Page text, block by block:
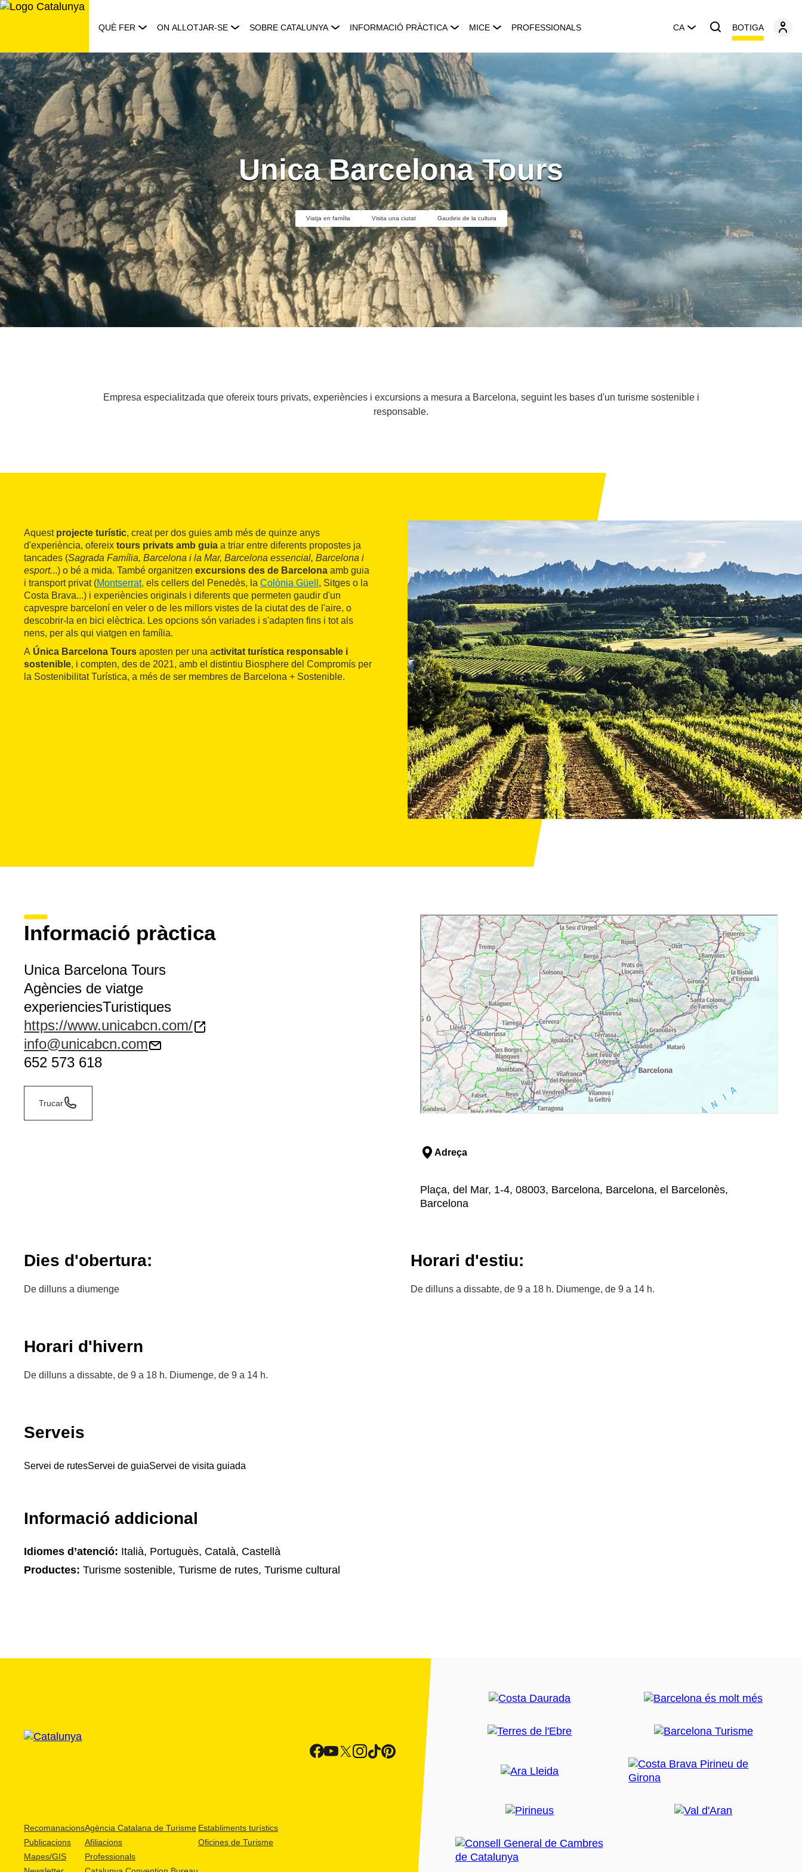
Saltar
QUÈ FER ON ALLOTJAR-SE SOBRE CATALUNYA INFORMACIÓ PRÀCTICA MICE PROFESSIONALS CA BOTIGA
Unica Barcelona Tours
Viatja en família Visita una ciutat Gaudeix de la cultura
Empresa especialitzada que ofereix tours privats, experiències i excursions a mesura a Barcelona, seguint les bases d'un turisme sostenible i
responsable.
Aquest projecte turístic, creat per dos guies amb més de quinze anys
d'experiència, ofereix tours privats amb guia a triar entre diferents propostes ja
tancades (Sagrada Família, Barcelona i la Mar, Barcelona essencial, Barcelona i
esport...) o bé a mida. També organitzen excursions des de Barcelona amb guia
i transport privat (Montserrat, els cellers del Penedès, la Colònia Güell , Sitges o la
Costa Brava...) i experiències originals i diferents que permeten gaudir d'un
capvespre barceloní en veler o de les millors vistes de la ciutat des de l'aire, o
descobrir-la en bici elèctrica. Les opcions són variades i s'adapten fins i tot als
nens, per als qui viatgen en família.
A Única Barcelona Tours aposten per una activitat turística responsable i
sostenible, i compten, des de 2021, amb el distintiu Biosphere del Compromís per
la Sostenibilitat Turística, a més de ser membres de Barcelona + Sostenible.
Informació pràctica
Unica Barcelona Tours
Agències de viatge
experienciesTuristiques
https://www.unicabcn.com/
info@unicabcn.com
652 573 618
Trucar
Adreça
Plaça, del Mar, 1-4, 08003, Barcelona, Barcelona, el Barcelonès,
Barcelona
Dies d'obertura:
De dilluns a diumenge
Horari d'estiu:
De dilluns a dissabte, de 9 a 18 h. Diumenge, de 9 a 14 h.
Horari d'hivern
De dilluns a dissabte, de 9 a 18 h. Diumenge, de 9 a 14 h.
Serveis
Servei de rutesServei de guiaServei de visita guiada
Informació addicional
Idiomes d’atenció: Italià, Portuguès, Català, Castellà
Productes: Turisme sostenible, Turisme de rutes, Turisme cultural
Recomanacions
Publicacions
Mapes/GIS
Agència Catalana de Turisme
Afiliacions
Professionals
Establiments turístics
Oficines de Turisme